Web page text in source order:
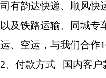
司有韵达快递、顺风快
以及铁路运输、同城专
运、空运，与我们合作
2、付款方式 国内客户